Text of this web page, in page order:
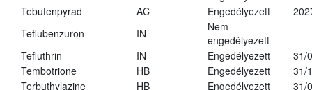
Tebufenpyrad
AC Engedélyezett
Teflubenzuron
IN
Nem
engedélyezett
Tefluthrin
IN Engedélyezett
31/
Tembotrione
HB Engedélyezett
31/
Terbuthylazine
HB Engedélyezett
31/